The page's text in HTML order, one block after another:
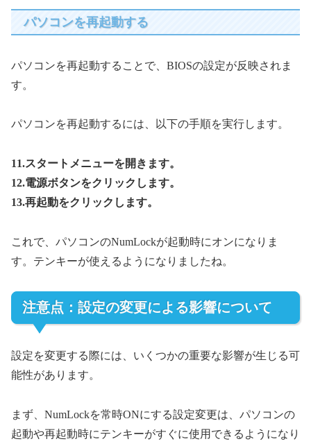
パソコンを再起動する
パソコンを再起動することで、BIOSの設定が反映されま
す。
パソコンを再起動するには、以下の手順を実行します。
11.スタートメニューを開きます。
12.電源ボタンをクリックします。
13.再起動をクリックします。
これで、パソコンのNumLockが起動時にオンになりま
す。テンキーが使えるようになりましたね。
注意点：設定の変更による影響について
設定を変更する際には、いくつかの重要な影響が生じる可
能性があります。
まず、NumLockを常時ONにする設定変更は、パソコンの
起動や再起動時にテンキーがすぐに使用できるようになり